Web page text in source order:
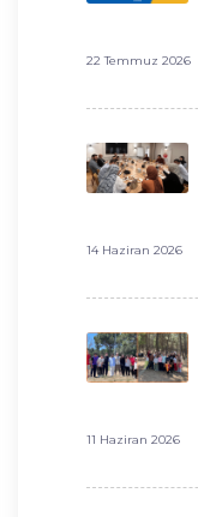
22 Temmuz 2026
14 Haziran 2026
11 Haziran 2026